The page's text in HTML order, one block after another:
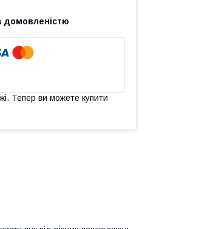
домовленістю
Тепер ви можете купити